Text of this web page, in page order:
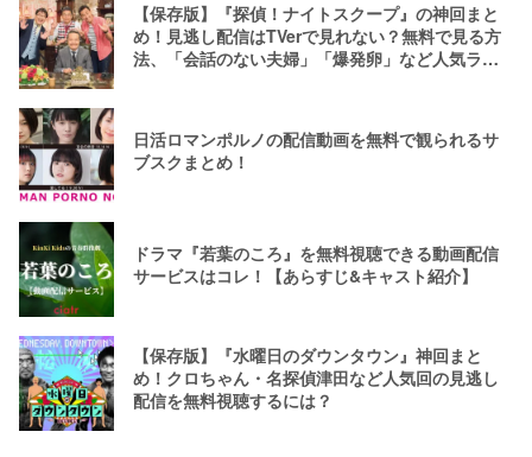
【保存版】『探偵！ナイトスクープ』の神回まと
め！見逃し配信はTVerで見れない？無料で見る方
法、「会話のない夫婦」「爆発卵」など人気ラン
日活ロマンポルノの配信動画を無料で観られるサ
ブスクまとめ！
ドラマ『若葉のころ』を無料視聴できる動画配信
サービスはコレ！【あらすじ&キャスト紹介】
【保存版】『水曜日のダウンタウン』神回まと
め！クロちゃん・名探偵津田など人気回の見逃し
配信を無料視聴するには？